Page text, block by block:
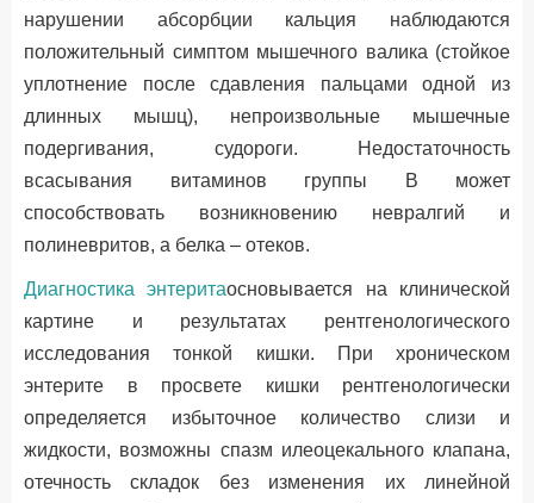
нарушении абсорбции кальция наблюдаются
положительный симптом мышечного валика (стойкое
уплотнение после сдавления пальцами одной из
длинных мышц), непроизвольные мышечные
подергивания, судороги. Недостаточность
всасывания витаминов группы В может
способствовать возникновению невралгий и
полиневритов, а белка – отеков.
Диагностика энтеритаосновывается на клинической
картине и результатах рентгенологического
исследования тонкой кишки. При хроническом
энтерите в просвете кишки рентгенологически
определяется избыточное количество слизи и
жидкости, возможны спазм илеоцекального клапана,
отечность складок без изменения их линейной